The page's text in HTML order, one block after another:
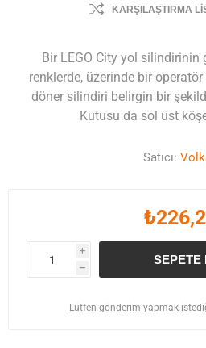
KARŞILAŞTIRMA
Bir LEGO City yol silindirinin
renklerde, üzerinde bir
döner silindiri belirgin bir
Kutusu da sol üst
Satıcı:
i
h
SEPETE
Lütfen gönderim yapmak